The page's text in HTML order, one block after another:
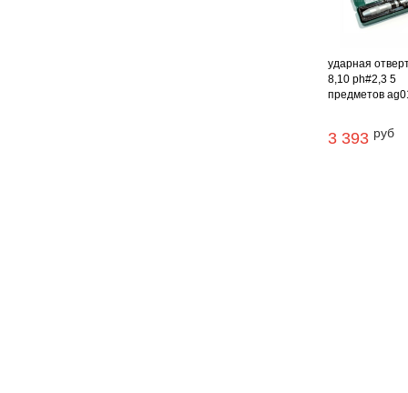
ударная
8,10 ph#2,3 5
предметов
3 393 руб